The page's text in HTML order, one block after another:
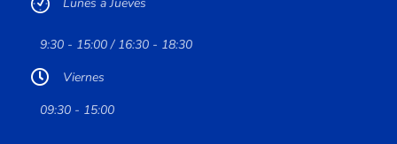
9:30 - 15:00 / 16:30 - 18:30
Viernes
09:30 - 15:00